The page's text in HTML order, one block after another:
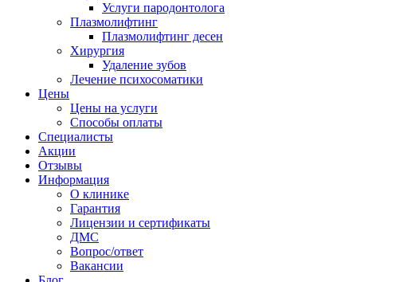
Услуги пародонтолога
Плазмолифтинг
Плазмолифтинг десен
Хирургия
Удаление зубов
Лечение психосоматики
Цены
Цены на услуги
Способы оплаты
Специалисты
Акции
Отзывы
Информация
О клинике
Гарантия
Лицензии и сертификаты
ДМС
Вопрос/ответ
Вакансии